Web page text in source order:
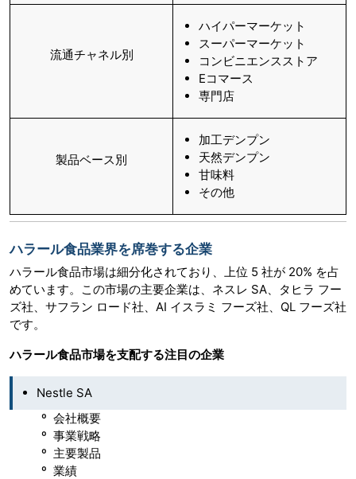
流通チャネル別
ハイパーマーケット
スーパーマーケット
コンビニエンスストア
Eコマース
専門店
製品ベース別
加工デンプン
天然デンプン
甘味料
その他
ハラール食品業界を席巻する企業
ハラール食品市場は細分化されており、上位 5 社が 20% を占
めています。この市場の主要企業は、ネスレ SA、タヒラ フー
ズ社、サフラン ロード社、AI イスラミ フーズ社、QL フーズ社
です。
ハラール食品市場を支配する注目の企業
Nestle SA
º 会社概要
º 事業戦略
º 主要製品
º 業績